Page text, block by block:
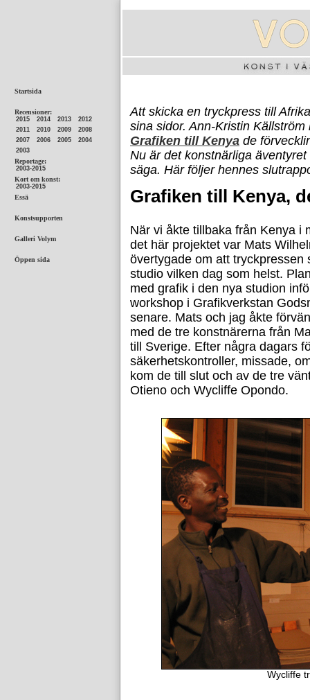
Att skicka en tryckpress till
sina sidor. Ann-Kristin
Grafiken till Kenya de
Nu är det konstnärliga
säga. Här följer hennes
Grafiken till Kenya,
När vi åkte tillbaka från Kenya i
det här projektet var Mats
övertygade om att
studio vilken dag som helst.
med grafik i den nya studion
workshop i Grafikverkstan
senare. Mats och jag åkte
med de tre konstnärerna från
till Sverige. Efter några dagars
säkerhetskontroller, missade,
kom de till slut och av de tre
Otieno och Wycliffe Opondo.
Wycliffe